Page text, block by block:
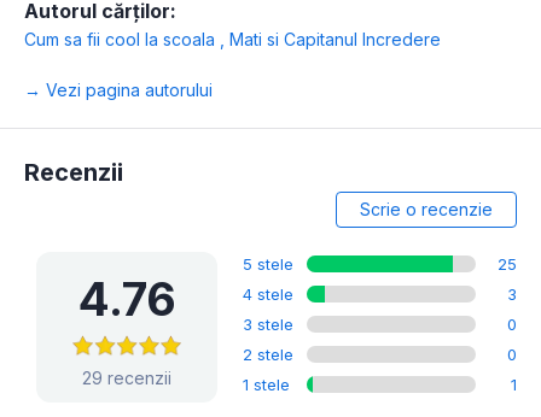
Autorul cărților:
Cum sa fii cool la scoala Mati si Capitanul Incredere
→ Vezi pagina autorului
Recenzii
Scrie o recenzie
4.76
29 recenzii
5 stele
25
4 stele
3
3 stele
0
2 stele
0
1 stele
1